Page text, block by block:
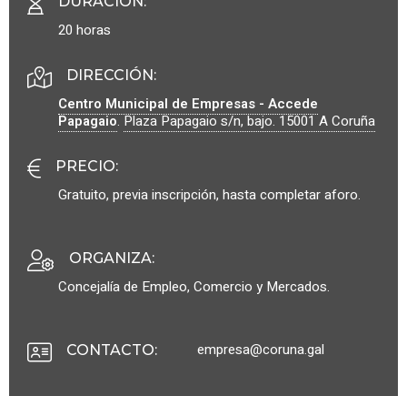
20 horas
DIRECCIÓN:
Centro Municipal de Empresas - Accede
Papagaio.Plaza Papagaio s/n, bajo.15001A Coruña
PRECIO:
Gratuito, previa inscripción, hasta completar aforo.
ORGANIZA:
Concejalía de Empleo, Comercio y Mercados.
CONTACTO: empresa@coruna.gal